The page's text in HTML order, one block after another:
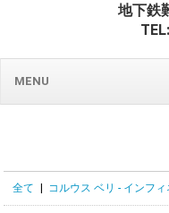
地下鉄
MENU
全て コルウス ベリ - インフ